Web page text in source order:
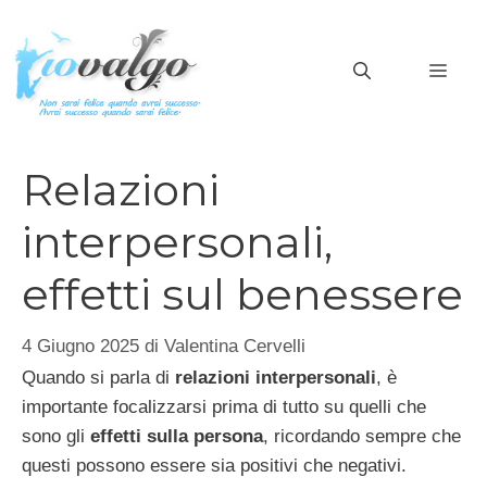
contenuto
Relazioni
interpersonali,
effetti sul benessere
4 Giugno 2025 di Valentina Cervelli
Quando si parla di relazioni interpersonali, è
importante focalizzarsi prima di tutto su quelli che
sono gli effetti sulla persona, ricordando sempre che
questi possono essere sia positivi che negativi.